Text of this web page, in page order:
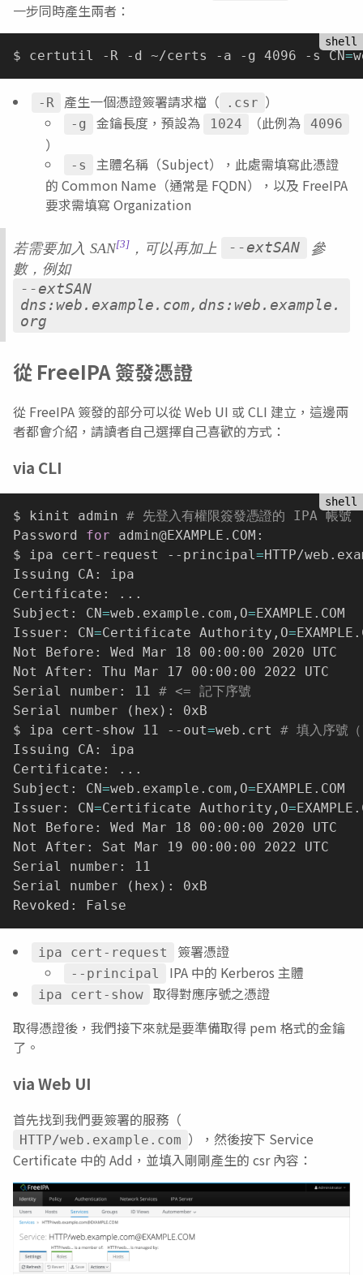
一步同時產生兩者：
$ certutil -R -d ~/certs -a -g 4096 -s CN=
-R 產生一個憑證簽署請求檔（ .csr ）
-g 金鑰長度，預設為 1024 （此例為 4096
）
-s
主體名稱（Subject），此處需填寫此憑證
的 Common Name（通常是 FQDN），以及 FreeIPA
要求需填寫 Organization
若需要加入 SAN[3] ，可以再加上 --extSAN
參
數，例如
--extSAN
dns:web.example.com,dns:web.example.
org
從 FreeIPA 簽發憑證
從 FreeIPA 簽發的部分可以從 Web UI 或 CLI 建立，這邊兩
者都會介紹，請讀者自己選擇自己喜歡的方式：
via CLI
$ kinit admin # 先登入有權限簽發憑證的 IPA 帳號
Password for admin@EXAMPLE.COM:
$ ipa cert-request --principal =HTTP/
Issuing CA: ipa
Certificate:
.. .
Subject: CN=web.example.com,O=EXAMPLE.COM
Issuer: CN=Certificate Authority,O=
Not Before: Wed Mar 18 00:00:00 2020 UTC
Not After: Thu Mar 17 00:00:00 2022 UTC
Serial number: 11 # <= 記下序號
Serial number
( hex ) : 0xB
$ ipa cert-show 11 --out=web.crt # 填入序號
Issuing CA: ipa
Certificate:
.. .
Subject: CN=web.example.com,O=EXAMPLE.COM
Issuer: CN=Certificate Authority,O=
Not Before: Wed Mar 18 00:00:00 2020 UTC
Not After: Sat Mar 19 00:00:00 2022 UTC
Serial number: 11
Serial number
( hex ) : 0xB
ipa cert-request 簽署憑證
--principal IPA 中的 Kerberos 主體
ipa cert-show
取得對應序號之憑證
取得憑證後，我們接下來就是要準備取得 pem 格式的金鑰
了。
via Web UI
首先找到我們要簽署的服務（
HTTP/web.example.com ），然後按下 Service
Certificate 中的 Add，並填入剛剛產生的 csr 內容：